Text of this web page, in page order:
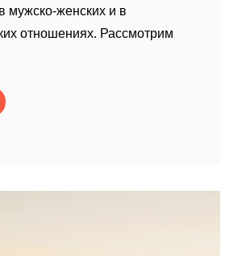
мужско-женских и в
отношениях. Рассмотрим